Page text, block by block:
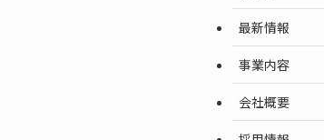
最新情報
事業内容
会社概要